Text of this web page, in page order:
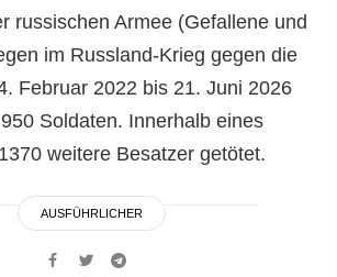
russischen Armee (Gefallene und
im Russland-Krieg gegen die
Februar 2022 bis 21. Juni 2026
Soldaten. Innerhalb eines
weitere Besatzer getötet.
AUSFÜHRLICHER